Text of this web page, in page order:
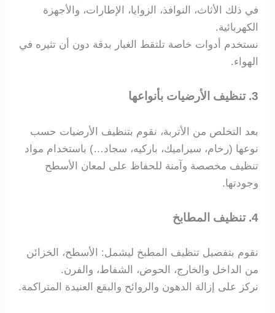
في ذلك الأثاث، النوافذ، الزوايا، الإطارات، والأجهزة
الكهربائية.
نستخدم أدوات خاصة تلتقط الغبار بدقة دون أن تثيره في
الهواء.
3. تنظيف الأرضيات بأنواعها
بعد التخلص من الأتربة، نقوم بتنظيف الأرضيات حسب
نوعها (رخام، سيراميك، باركيه، سجاد…) باستخدام مواد
تنظيف مخصصة وآمنة للحفاظ على لمعان الأسطح
وجودتها.
4. تنظيف المطابخ
نقوم بتفصيل تنظيف المطبخ ليشمل: الأسطح، الخزائن
من الداخل والخارج، الحوض، الشفاط، والفرن.
نركز على إزالة الدهون والروائح والبقع العنيدة المتراكمة.